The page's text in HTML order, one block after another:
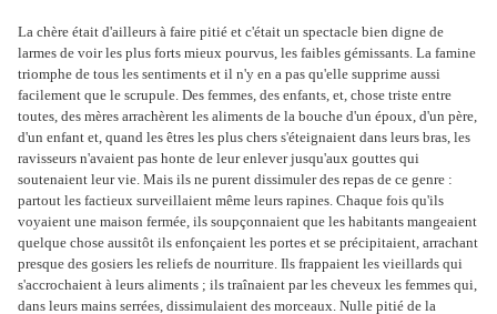
La chère était d'ailleurs à faire pitié et c'était un spectacle bien digne de
larmes de voir les plus forts mieux pourvus, les faibles gémissants. La famine
triomphe de tous les sentiments et il n'y en a pas qu'elle supprime aussi
facilement que le scrupule. Des femmes, des enfants, et, chose triste entre
toutes, des mères arrachèrent les aliments de la bouche d'un époux, d'un père,
d'un enfant et, quand les êtres les plus chers s'éteignaient dans leurs bras, les
ravisseurs n'avaient pas honte de leur enlever jusqu'aux gouttes qui
soutenaient leur vie. Mais ils ne purent dissimuler des repas de ce genre :
partout les factieux surveillaient même leurs rapines. Chaque fois qu'ils
voyaient une maison fermée, ils soupçonnaient que les habitants mangeaient
quelque chose aussitôt ils enfonçaient les portes et se précipitaient, arrachant
presque des gosiers les reliefs de nourriture. Ils frappaient les vieillards qui
s'accrochaient à leurs aliments ; ils traînaient par les cheveux les femmes qui,
dans leurs mains serrées, dissimulaient des morceaux. Nulle pitié de la